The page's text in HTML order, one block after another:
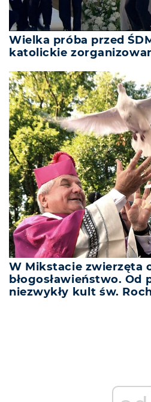
Wielka próba przed
katolickie
W Mikstacie zwierzęta
błogosławieństwo. Od
niezwykły kult św.